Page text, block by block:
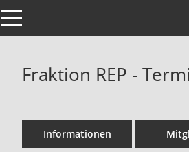
Toggle navigation
Fraktion REP -
Informationen